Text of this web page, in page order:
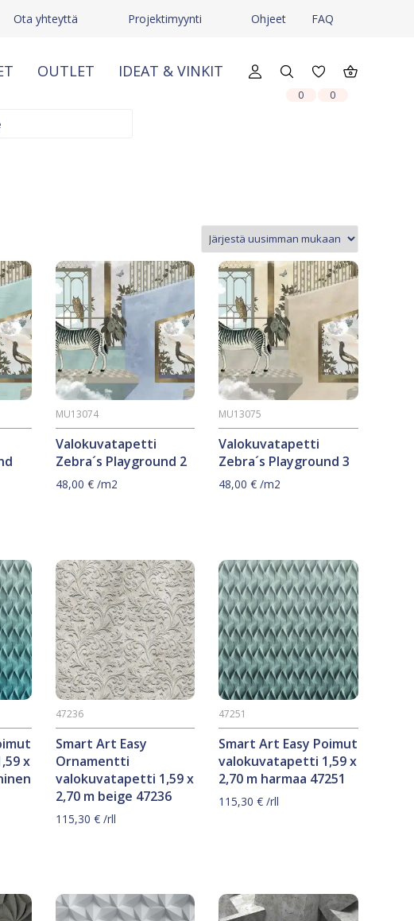
Ota yhteyttä Projektimyynti Ohjeet FAQ
OUTLET IDEAT & VINKIT
0 0
Valokuvatapetti
Zebra´s Playground 2
MU13074
48,00 €/m2
Valokuvatapetti
Zebra´s Playground 3
MU13075
48,00€ /m2
x
Smart Art Easy
Ornamentti
valokuvatapetti 1,59 x
2,70 m beige 47236
47236
115,30 €/rll
Smart Art Easy Poimut
valokuvatapetti 1,59 x
2,70 m harmaa 47251
47251
115,30€ /rll